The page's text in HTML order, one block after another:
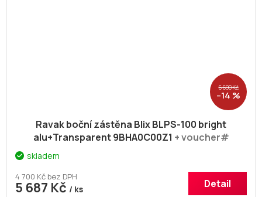
6 690 Kč
–14 %
Ravak boční zástěna Blix BLPS-100 bright
alu+Transparent 9BHA0C00Z1 + voucher#
skladem
4 700 Kč bez DPH
5 687 Kč / ks Detail